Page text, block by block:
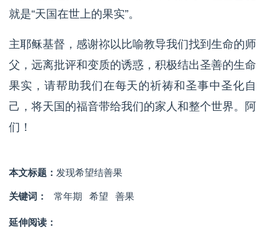
就是“天国在世上的果实”。
主耶稣基督，感谢祢以比喻教导我们找到生命的师
父，远离批评和变质的诱惑，积极结出圣善的生命
果实，请帮助我们在每天的祈祷和圣事中圣化自
己，将天国的福音带给我们的家人和整个世界。阿
们！
本文标题： 发现希望结善果
关键词： 常年期 希望 善果
延伸阅读：